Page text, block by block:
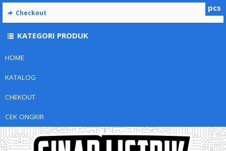
HOME
KATALOG
CHEKOUT
CEK ONGKIR
pcs
Checkout
KATEGORI PRODUK